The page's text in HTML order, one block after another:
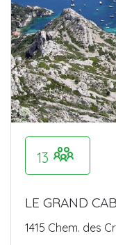
13
LE GRAND
1415 Chem. des